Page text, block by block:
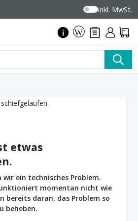
inkl. MwSt.
etwas
ein technisches Problem.
momentan nicht wie
bereits daran, das Problem so
beheben.